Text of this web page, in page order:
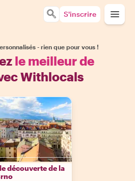
S'inscrire
- rien que pour vous !
le meilleur de
Withlocals
découverte de la